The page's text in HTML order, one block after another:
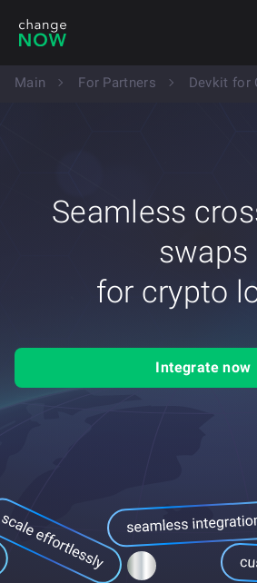
Main For Partners Devkit for
Seamless
swaps
for сrypto
Integrate now